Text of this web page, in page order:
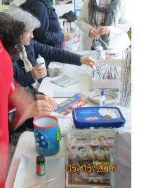
maio
Reciclagem"
Ludgera